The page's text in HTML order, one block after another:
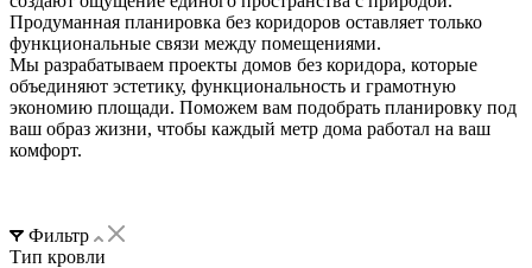
Продуманная планировка без коридоров оставляет только
функциональные связи между помещениями.
Мы разрабатываем проекты домов без коридора, которые
объединяют эстетику, функциональность и грамотную
экономию площади. Поможем вам подобрать планировку под
ваш образ жизни, чтобы каждый метр дома работал на ваш
комфорт.
Фильтр
Тип кровли